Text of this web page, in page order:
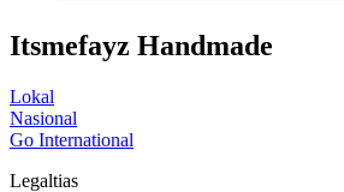
Itsmefayz Handmade
Lokal
Nasional
Go International
Legaltias